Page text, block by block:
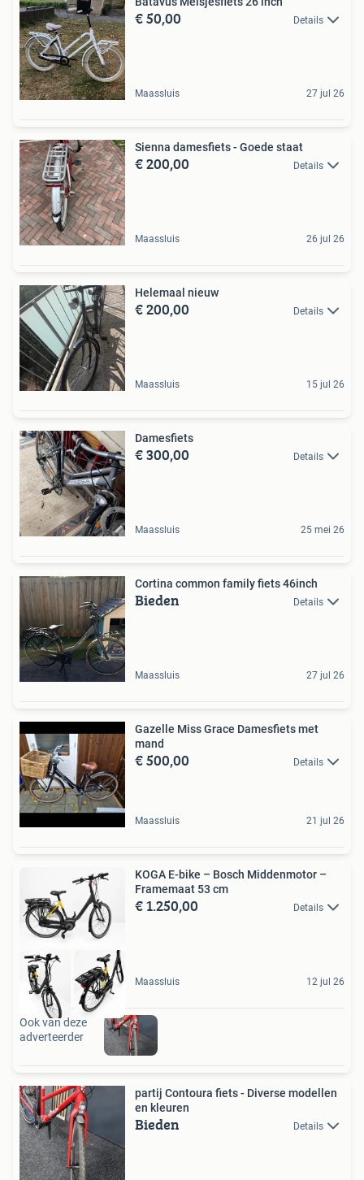
€ 50,00 Details
Maassluis 27 jul 26
Sienna damesfiets - Goede staat
€ 200,00 Details
Maassluis 26 jul 26
Helemaal nieuw
€ 200,00 Details
Maassluis 15 jul 26
Damesfiets
€ 300,00 Details
Maassluis 25 mei 26
Cortina common family fiets 46inch
Bieden Details
Maassluis 27 jul 26
Gazelle Miss Grace Damesfiets met
mand
€ 500,00 Details
Maassluis 21 jul 26
KOGA E-bike – Bosch Middenmotor –
Framemaat 53 cm
€ 1.250,00 Details
Maassluis 12 jul 26
Ook van deze
adverteerder
partij Contoura fiets - Diverse modellen
en kleuren
Bieden Details